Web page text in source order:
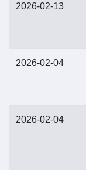
2026-02-13
2026-02-04
2026-02-04